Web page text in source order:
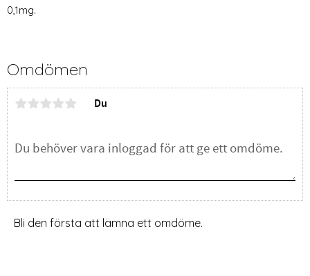
0,1mg.
Omdömen
Du
Bli den första att lämna ett omdöme.